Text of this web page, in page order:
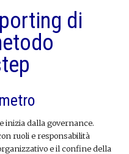
di
inizia dalla governance.
ruoli e responsabilità
e il confine della